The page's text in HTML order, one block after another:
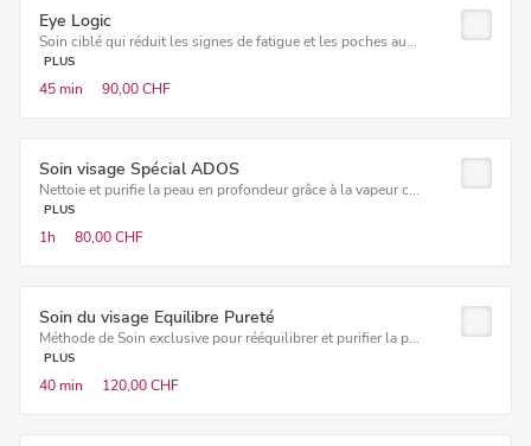
Eye Logic
Soin ciblé qui réduit les signes de fatigue et les poches au...
PLUS
45 min 90,00 CHF
Soin visage Spécial ADOS
Nettoie et purifie la peau en profondeur grâce à la vapeur c...
PLUS
1h 80,00 CHF
Soin du visage Equilibre Pureté
Méthode de Soin exclusive pour rééquilibrer et purifier la p...
PLUS
40 min 120,00 CHF